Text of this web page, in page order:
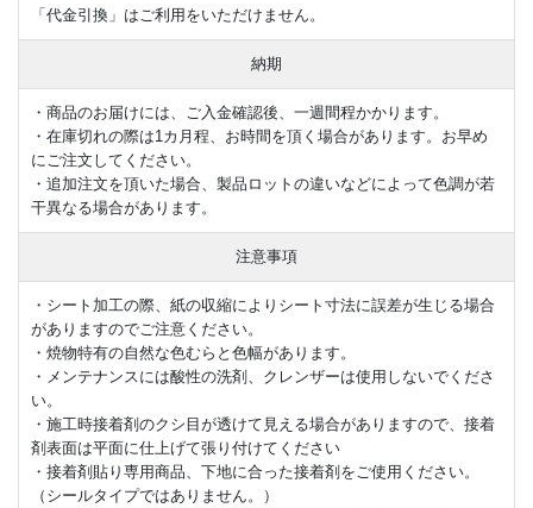
「代金引換」はご利用をいただけません。
納期
・商品のお届けには、ご入金確認後、一週間程かかります。
・在庫切れの際は1カ月程、お時間を頂く場合があります。お早め
にご注文してください。
・追加注文を頂いた場合、製品ロットの違いなどによって色調が若
干異なる場合があります。
注意事項
・シート加工の際、紙の収縮によりシート寸法に誤差が生じる場合
がありますのでご注意ください。
・焼物特有の自然な色むらと色幅があります。
・メンテナンスには酸性の洗剤、クレンザーは使用しないでくださ
い。
・施工時接着剤のクシ目が透けて見える場合がありますので、接着
剤表面は平面に仕上げて張り付けてください
・接着剤貼り専用商品、下地に合った接着剤をご使用ください。
（シールタイプではありません。）